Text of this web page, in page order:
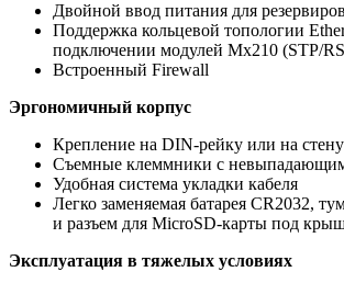
Двойной ввод питания для
Поддержка кольцевой топологии
подключении модулей Мх210 (STP/
Встроенный Firewall
Эргономичный корпус
Крепление на DIN-рейку или на стену
Съемные клеммники с
Удобная система укладки кабеля
Легко заменяемая батарея CR2032,
и разъем для MicroSD-карты под
Эксплуатация в тяжелых условиях